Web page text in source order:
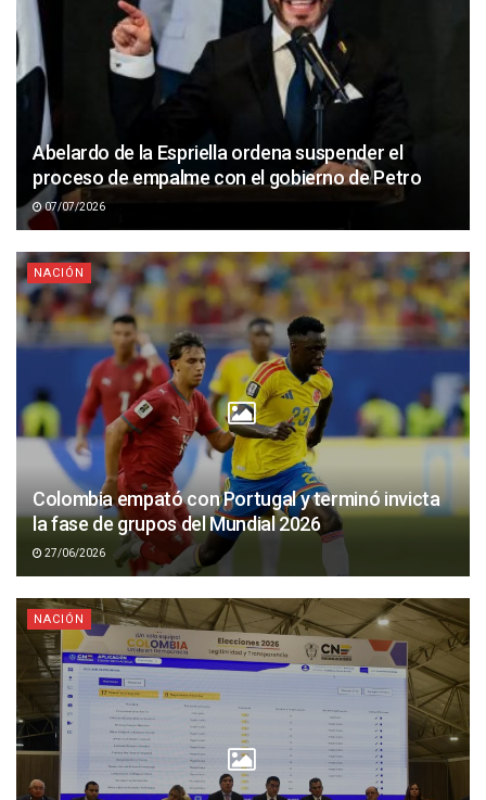
Abelardo de la Espriella ordena suspender el
proceso de empalme con el gobierno de Petro
07/07/2026
NACIÓN
Colombia empató con Portugal y terminó invicta
la fase de grupos del Mundial 2026
27/06/2026
NACIÓN